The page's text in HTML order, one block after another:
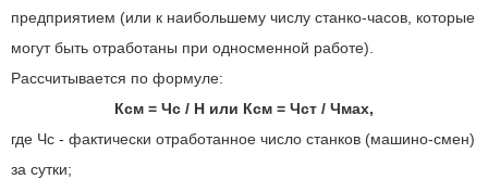
предприятием (или к наибольшему числу станко-часов, которые
могут быть отработаны при односменной работе).
Рассчитывается по формуле:
Ксм = Чс / Н или Ксм = Чст / Чмах,
где Чс - фактически отработанное число станков (машино-смен)
за сутки;